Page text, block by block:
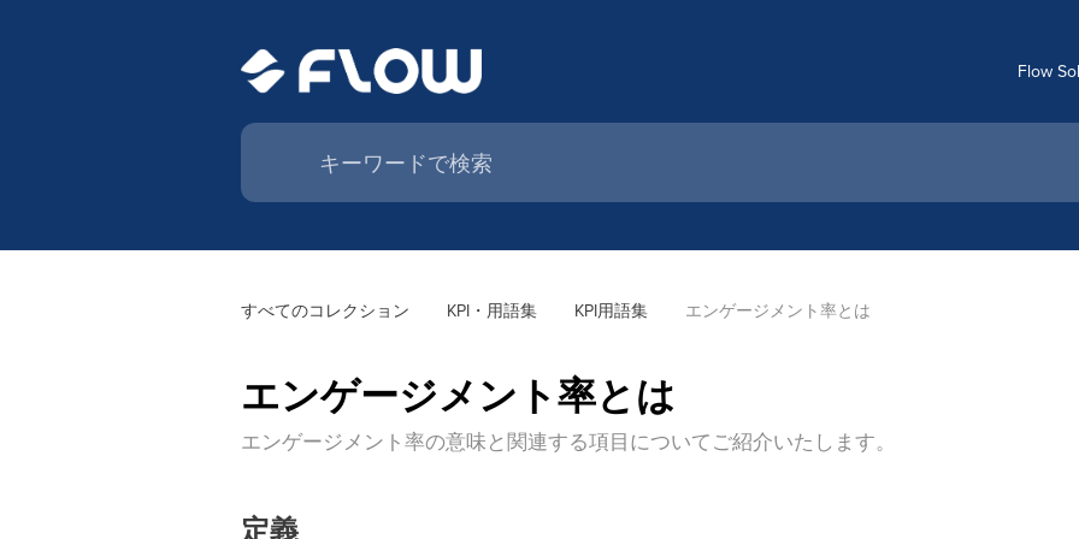
Flow
すべてのコレクション KPI・用語集 KPI用語集 エンゲージメント率とは
エンゲージメント率とは
エンゲージメント率の意味と関連する項目についてご紹介いたします。